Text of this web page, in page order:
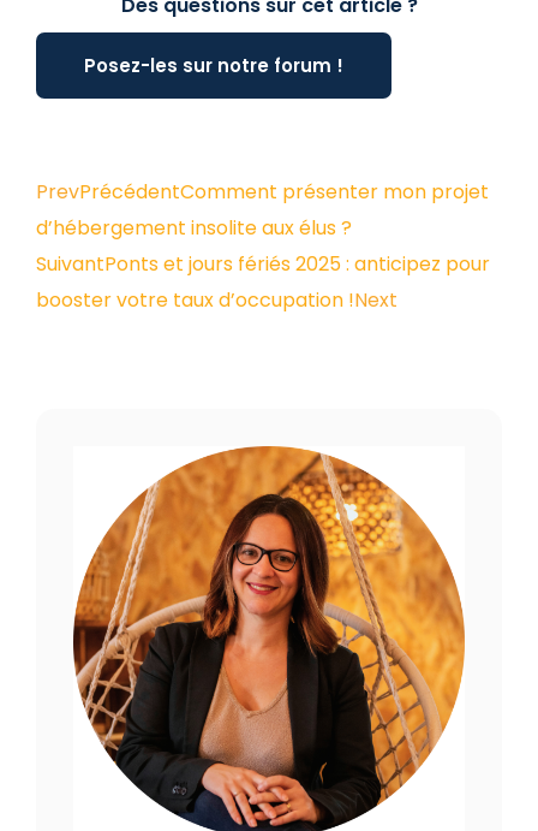
Des questions sur cet article ?
Posez-les sur notre forum !
PrevPrécédentComment présenter mon projet
d’hébergement insolite aux élus ?
SuivantPonts et jours fériés 2025 : anticipez pour
booster votre taux d’occupation !Next